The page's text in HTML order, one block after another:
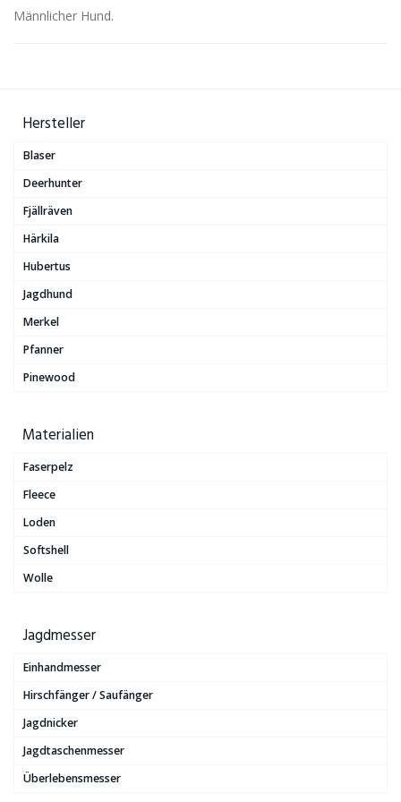
Männlicher Hund.
Hersteller
Blaser
Deerhunter
Fjällräven
Härkila
Hubertus
Jagdhund
Merkel
Pfanner
Pinewood
Materialien
Faserpelz
Fleece
Loden
Softshell
Wolle
Jagdmesser
Einhandmesser
Hirschfänger / Saufänger
Jagdnicker
Jagdtaschenmesser
Überlebensmesser